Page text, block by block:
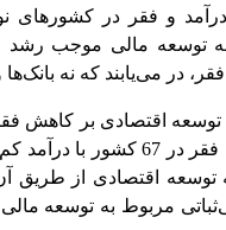
و فقر در کشورهای
توسعه مالی موجب
در می‌یابند که نه
توسعه اقتصادی بر
اقتصادی از طریق
مربوط به توسعه